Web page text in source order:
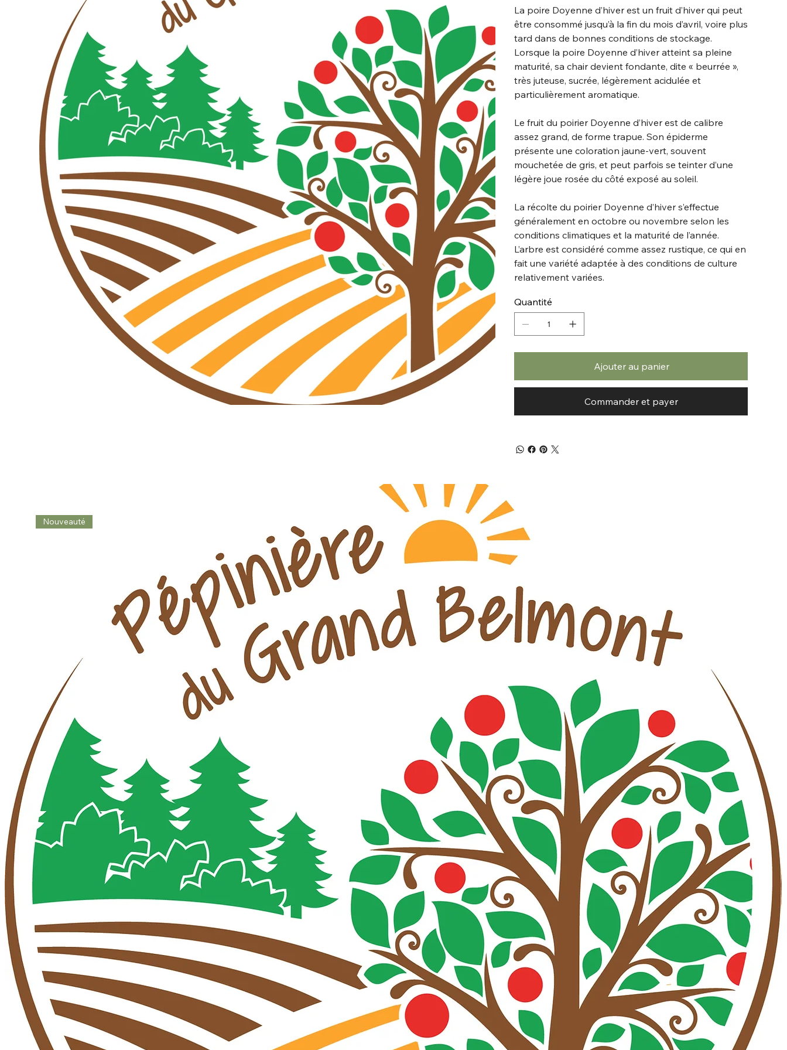
La poire Doyenne d’hiver est un fruit d’hiver qui peut
être consommé jusqu’à la fin du mois d’avril, voire plus
tard dans de bonnes conditions de stockage.
Lorsque la poire Doyenne d’hiver atteint sa pleine
maturité, sa chair devient fondante, dite « beurrée »,
très juteuse, sucrée, légèrement acidulée et
particulièrement aromatique.
Le fruit du poirier Doyenne d’hiver est de calibre
assez grand, de forme trapue. Son épiderme
présente une coloration jaune-vert, souvent
mouchetée de gris, et peut parfois se teinter d’une
légère joue rosée du côté exposé au soleil.
La récolte du poirier Doyenne d’hiver s’effectue
généralement en octobre ou novembre selon les
conditions climatiques et la maturité de l’année.
L’arbre est considéré comme assez rustique, ce qui en
fait une variété adaptée à des conditions de culture
relativement variées.
Quantité
Ajouter au panier
Commander et payer
Nouveauté